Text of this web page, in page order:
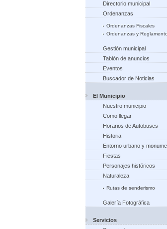
Directorio municipal
Ordenanzas
Ordenanzas Fiscales
Ordenanzas y
Gestión municipal
Tablón de anuncios
Eventos
Buscador de Noticias
El Municipio
Nuestro municipio
Como llegar
Horarios de Autobuses
Historia
Entorno urbano y
Fiestas
Personajes históricos
Naturaleza
Rutas de senderismo
Galería Fotográfica
Servicios